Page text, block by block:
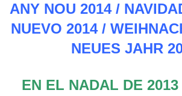
ANY NOU 2014 /
NUEVO 2014 /
NEUES JAHR
EN EL NADAL DE 2013